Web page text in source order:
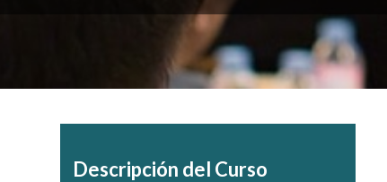
Descripción del Curso